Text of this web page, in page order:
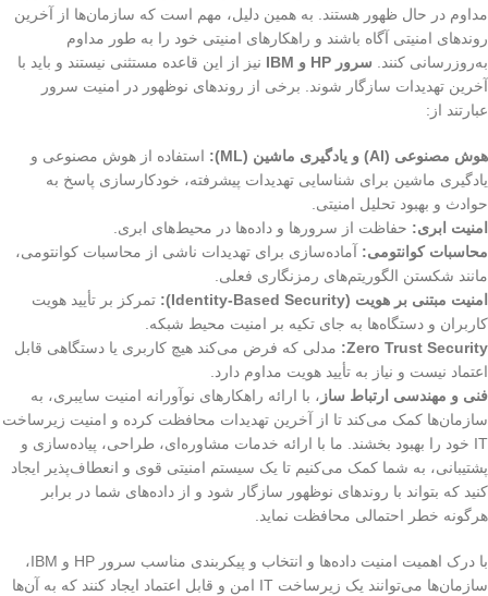
مداوم در حال ظهور هستند. به همین دلیل، مهم است که سازمان‌ها از آخرین
روندهای امنیتی آگاه باشند و راهکارهای امنیتی خود را به طور مداوم
به‌روزرسانی کنند. سرور HP و IBM
نیز از این قاعده مستثنی نیستند و باید با
آخرین تهدیدات سازگار شوند. برخی از روندهای نوظهور در امنیت سرور
عبارتند از:
هوش مصنوعی (AI) و یادگیری ماشین (ML):
استفاده از هوش مصنوعی و
یادگیری ماشین برای شناسایی تهدیدات پیشرفته، خودکارسازی پاسخ به
حوادث و بهبود تحلیل امنیتی.
امنیت ابری: حفاظت از سرورها و داده‌ها در محیط‌های ابری.
محاسبات کوانتومی: آماده‌سازی برای تهدیدات ناشی از محاسبات کوانتومی،
مانند شکستن الگوریتم‌های رمزنگاری فعلی.
امنیت مبتنی بر هویت (Identity-Based Security):
تمرکز بر تأیید هویت
کاربران و دستگاه‌ها به جای تکیه بر امنیت محیط شبکه.
Zero Trust Security:
مدلی که فرض می‌کند هیچ کاربری یا دستگاهی قابل
اعتماد نیست و نیاز به تأیید هویت مداوم دارد.
فنی و مهندسی ارتباط ساز ، با ارائه راهکارهای نوآورانه امنیت سایبری، به
سازمان‌ها کمک می‌کند تا از آخرین تهدیدات محافظت کرده و امنیت زیرساخت
IT خود را بهبود بخشند. ما با ارائه خدمات مشاوره‌ای، طراحی، پیاده‌سازی و
پشتیبانی، به شما کمک می‌کنیم تا یک سیستم امنیتی قوی و انعطاف‌پذیر ایجاد
کنید که بتواند با روندهای نوظهور سازگار شود و از داده‌های شما در برابر
هرگونه خطر احتمالی محافظت نماید.
با درک اهمیت امنیت داده‌ها و انتخاب و پیکربندی مناسب سرور HP و IBM،
سازمان‌ها می‌توانند یک زیرساخت IT امن و قابل اعتماد ایجاد کنند که به آن‌ها